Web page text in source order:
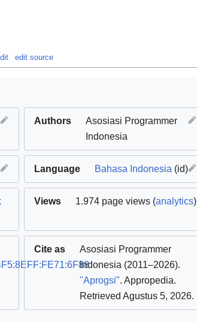
edit source
Authors
Asosiasi Programmer
Indonesia
Language Bahasa Indonesia (id)
Views 1.974 page views (analytics)
Cite as
Asosiasi Programmer
Indonesia (2011–2026).
"Aprogsi". Appropedia.
Retrieved Agustus 5, 2026.